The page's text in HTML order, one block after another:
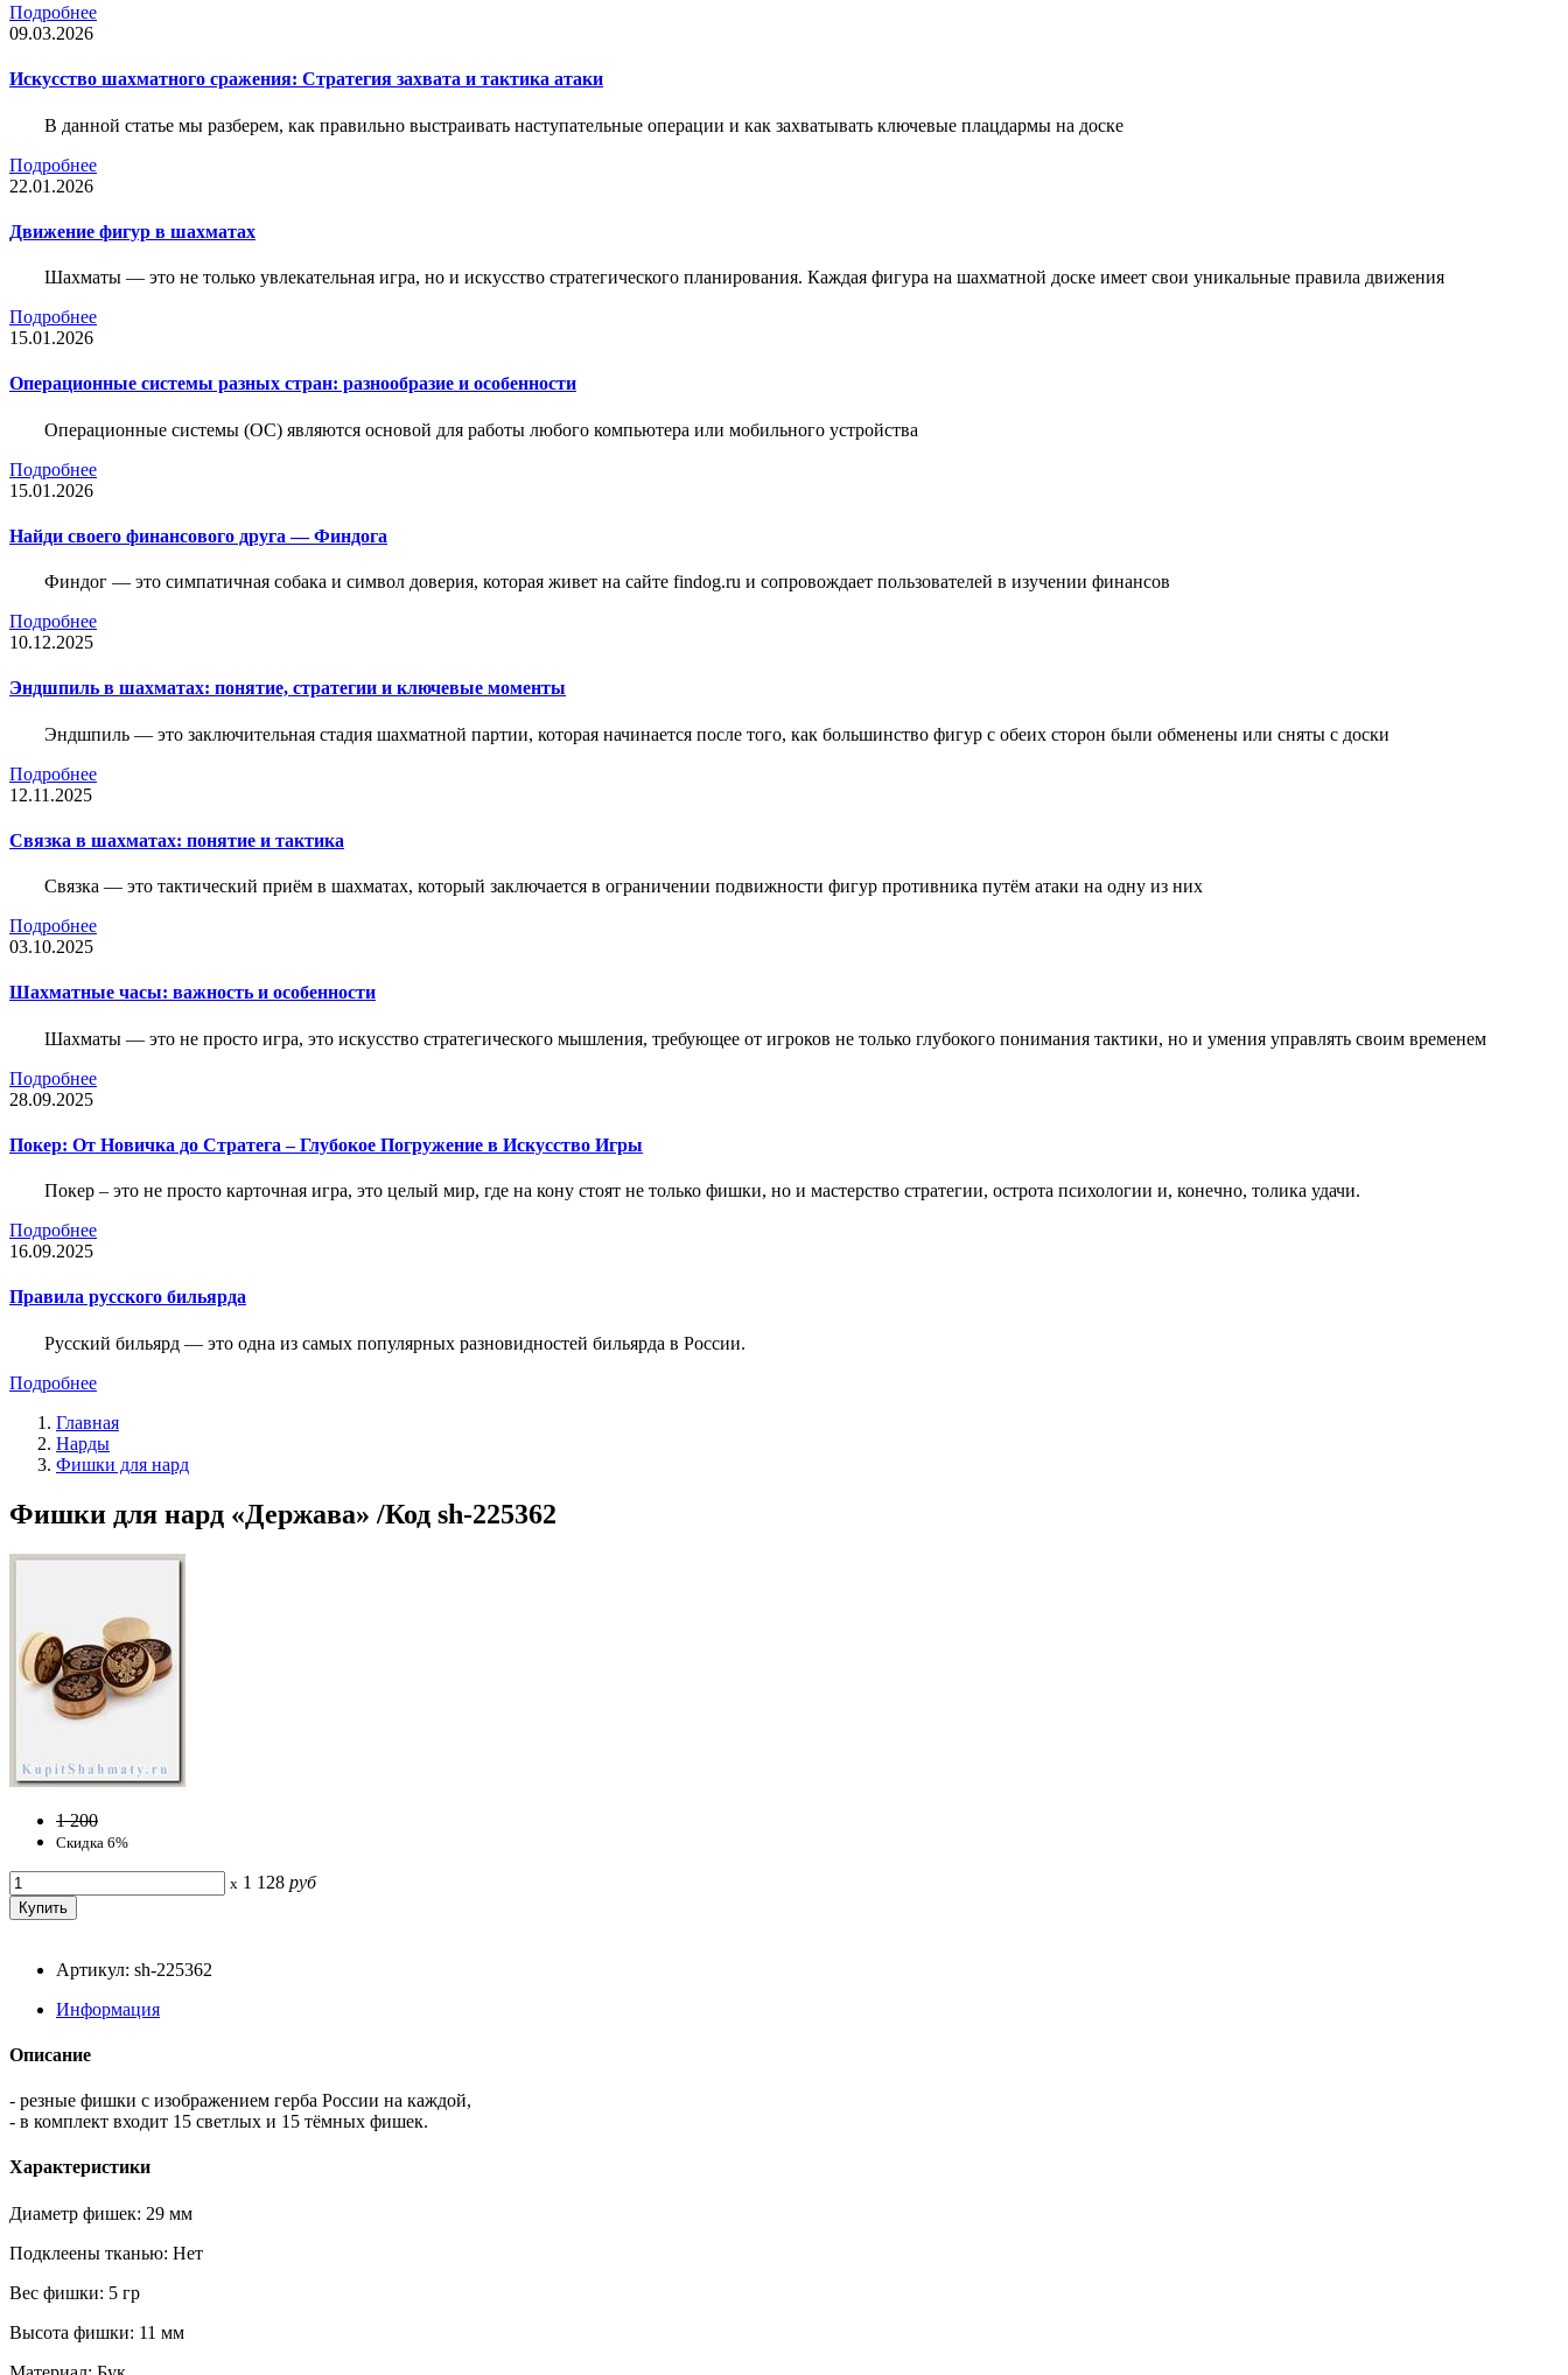
Подробнее
09.03.2026
Искусство шахматного сражения: Стратегия захвата и тактика атаки
В данной статье мы разберем, как правильно выстраивать наступательные операции и как захватывать ключевые плацдармы на доске
Подробнее
22.01.2026
Движение фигур в шахматах
Шахматы — это не только увлекательная игра, но и искусство стратегического планирования. Каждая фигура на шахматной доске имеет свои уникальные правила движения
Подробнее
15.01.2026
Операционные системы разных стран: разнообразие и особенности
Операционные системы (ОС) являются основой для работы любого компьютера или мобильного устройства
Подробнее
15.01.2026
Найди своего финансового друга — Финдога
Финдог — это симпатичная собака и символ доверия, которая живет на сайте findog.ru и сопровождает пользователей в изучении финансов
Подробнее
10.12.2025
Эндшпиль в шахматах: понятие, стратегии и ключевые моменты
Эндшпиль — это заключительная стадия шахматной партии, которая начинается после того, как большинство фигур с обеих сторон были обменены или сняты с доски
Подробнее
12.11.2025
Связка в шахматах: понятие и тактика
Связка — это тактический приём в шахматах, который заключается в ограничении подвижности фигур противника путём атаки на одну из них
Подробнее
03.10.2025
Шахматные часы: важность и особенности
Шахматы — это не просто игра, это искусство стратегического мышления, требующее от игроков не только глубокого понимания тактики, но и умения управлять своим временем
Подробнее
28.09.2025
Покер: От Новичка до Стратега – Глубокое Погружение в Искусство Игры
Покер – это не просто карточная игра, это целый мир, где на кону стоят не только фишки, но и мастерство стратегии, острота психологии и, конечно, толика удачи.
Подробнее
16.09.2025
Правила русского бильярда
Русский бильярд — это одна из самых популярных разновидностей бильярда в России.
Подробнее
Главная
Нарды
Фишки для нард
Фишки для нард «Держава» /Код sh-225362
1 200
Скидка 6%
x 1 128 руб
Артикул: sh-225362
Информация
Описание
- резные фишки с изображением герба России на каждой,
- в комплект входит 15 светлых и 15 тёмных фишек.
Характеристики
Диаметр фишек: 29 мм
Подклеены тканью: Нет
Вес фишки: 5 гр
Высота фишки: 11 мм